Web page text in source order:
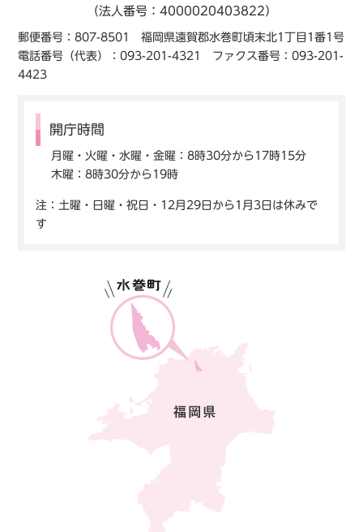
（法人番号：4000020403822）
郵便番号：807-8501 福岡県遠賀郡水巻町頃末北1丁目1番1号
電話番号（代表）：093-201-4321 ファクス番号：093-201-
4423
開庁時間
月曜・火曜・水曜・金曜：8時30分から17時15分
木曜：8時30分から19時
注：土曜・日曜・祝日・12月29日から1月3日は休みで
す